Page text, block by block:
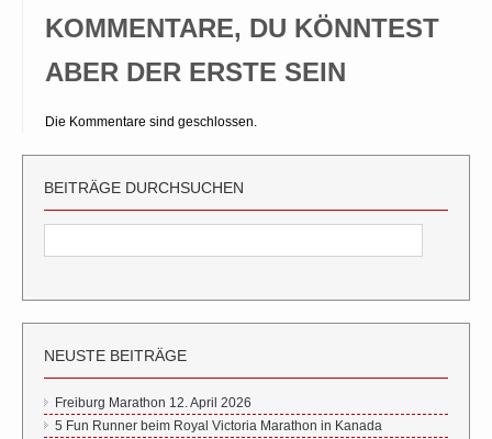
KOMMENTARE, DU KÖNNTEST
ABER DER ERSTE SEIN
Die Kommentare sind geschlossen.
BEITRÄGE DURCHSUCHEN
NEUSTE BEITRÄGE
Freiburg Marathon 12. April 2026
5 Fun Runner beim Royal Victoria Marathon in Kanada